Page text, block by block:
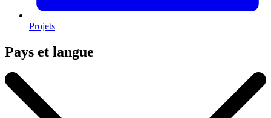
Projets
Pays et langue